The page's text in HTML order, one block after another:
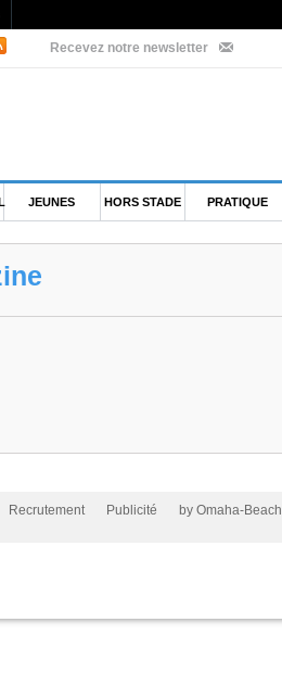
Recevez notre newsletter
JEUNES HORS STADE PRATIQUE
Recrutement Publicité by Omaha-Beach